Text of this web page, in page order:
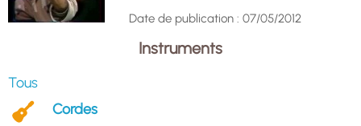
Instruments
Tous
Cordes
Date de publication : 07/05/2012